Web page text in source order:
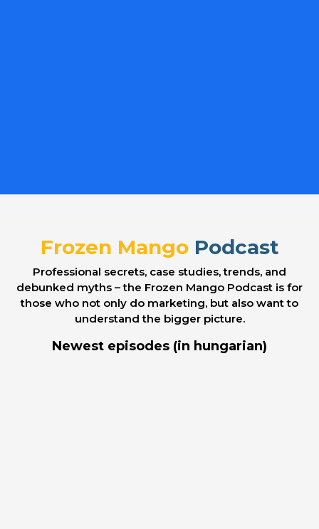
Frozen MangoPodcast
Professional secrets, case studies, trends, and
debunked myths – the Frozen Mango Podcast is for
those who not only do marketing, but also want to
understand the bigger picture.
Newest episodes (in hungarian)